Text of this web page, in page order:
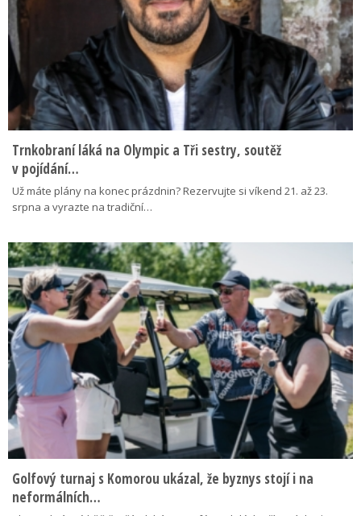
Trnkobraní láká na Olympic a Tři sestry, soutěž
v pojídání…
Už máte plány na konec prázdnin? Rezervujte si víkend 21. až 23.
srpna a vyrazte na tradiční…
Golfový turnaj s Komorou ukázal, že byznys stojí i na
neformálních…